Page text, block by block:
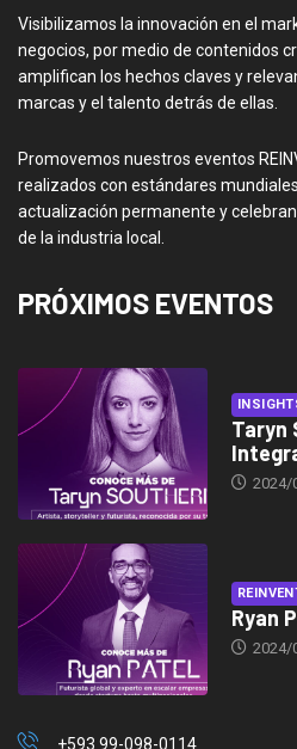
Visibilizamos la innovación en el
negocios, por medio de contenidos
amplifican los hechos claves y
marcas y el talento detrás de ellas.
Promovemos nuestros eventos
realizados con estándares
actualización permanente y
de la industria local.
PRÓXIMOS EVENTOS
Taryn
2024/
Ryan
2024/
+593 99-098-0114